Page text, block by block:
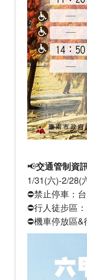
📢交通管制資
1/31(六)-2/28(
⛔禁止停車：
⛔行人徒步區
⛔機車停放區